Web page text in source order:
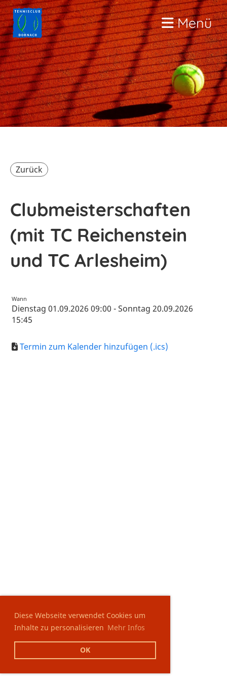
Diese Webseite verwendet Cookies um
Inhalte zu personalisieren Mehr Infos
OK
Menü
Zurück
Clubmeisterschaften
(mit TC Reichenstein
und TC Arlesheim)
Wann
Dienstag 01.09.2026 09:00 - Sonntag 20.09.2026
15:45
Termin zum Kalender hinzufügen (.ics)